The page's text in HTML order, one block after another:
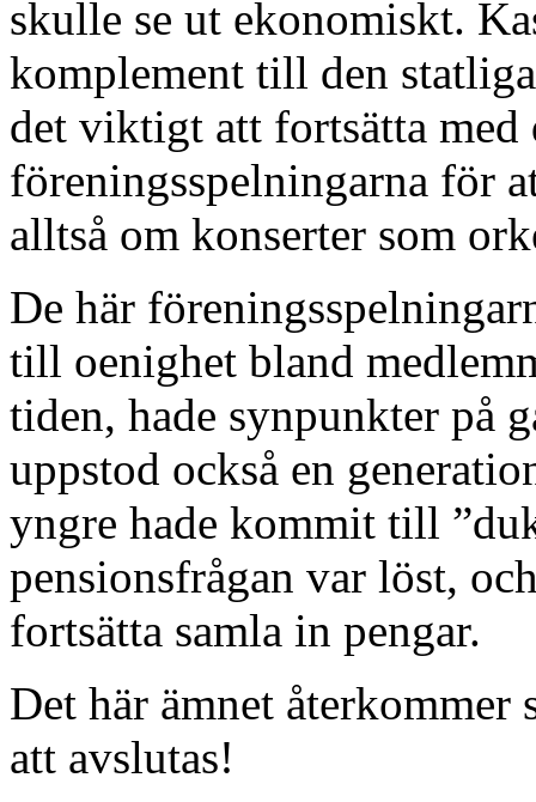
skulle se ut ekonomiskt.
komplement till den
det viktigt att fortsätta med
föreningsspelningarna för
alltså om konserter som
De här
till oenighet bland
tiden, hade synpunkter på
uppstod också en
yngre hade kommit till
pensionsfrågan var löst,
fortsätta samla in pengar.
Det här ämnet
att avslutas!